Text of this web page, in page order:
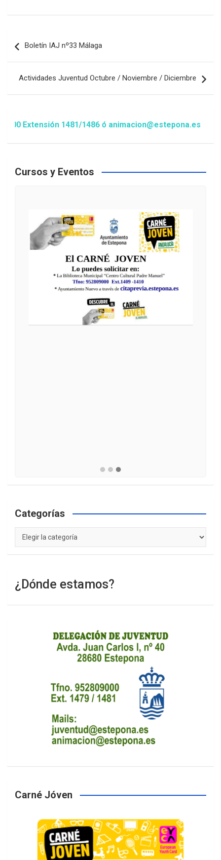
de
Boletín IAJ nº33 Málaga
Actividades Juventud Octubre / Noviembre / Diciembre
1481/1486 ó animacion@estepona.es
Cursos y Eventos
Categorías
Categorías
¿Dónde estamos?
Carné Jóven